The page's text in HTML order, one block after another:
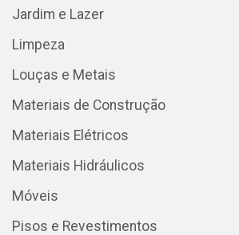
Jardim e Lazer
Limpeza
Louças e Metais
Materiais de Construção
Materiais Elétricos
Materiais Hidráulicos
Móveis
Pisos e Revestimentos